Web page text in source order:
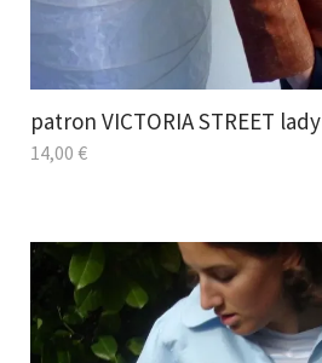
patron VICTORIA STREET lady
14,00 €